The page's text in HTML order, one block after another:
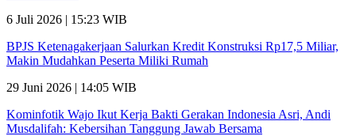
6 Juli 2026 | 15:23 WIB
BPJS Ketenagakerjaan Salurkan Kredit Konstruksi Rp17,5 Miliar,
Makin Mudahkan Peserta Miliki Rumah
29 Juni 2026 | 14:05 WIB
Kominfotik Wajo Ikut Kerja Bakti Gerakan Indonesia Asri, Andi
Musdalifah: Kebersihan Tanggung Jawab Bersama